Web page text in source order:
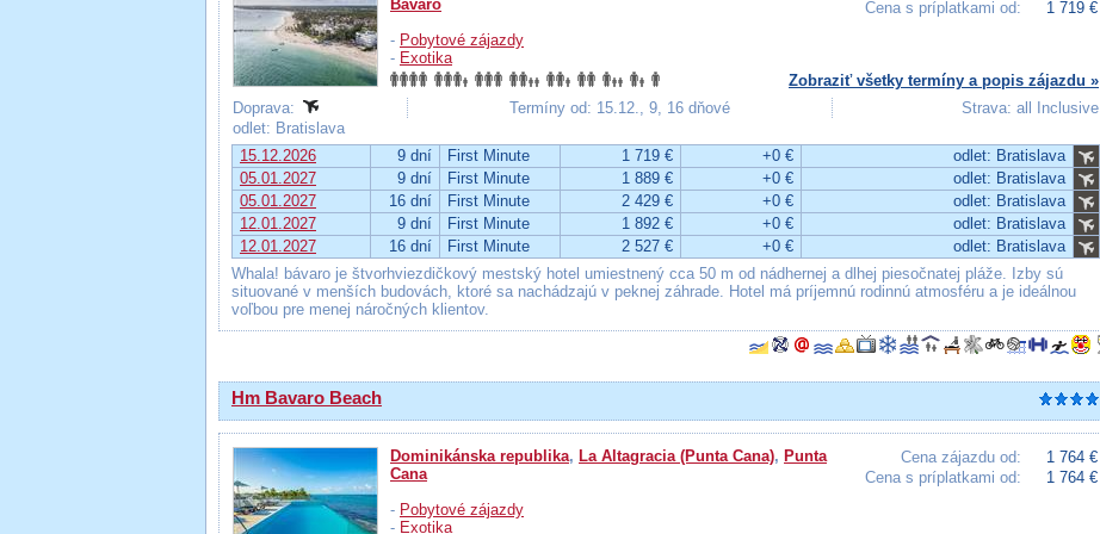
Cena s príplatkami od: 1 719 €
Bávaro
- Pobytové zájazdy
- Exotika
Zobraziť všetky termíny a popis zájazdu »
Doprava:
Termíny od: 15.12., 9, 16 dňové
Strava: all Inclusive
odlet: Bratislava
15.12.2026
9 dní First Minute 1 719 € +0 €
odlet: Bratislava
05.01.2027
9 dní First Minute 1 889 € +0 €
odlet: Bratislava
05.01.2027
16 dní First Minute 2 429 € +0 €
odlet: Bratislava
12.01.2027
9 dní First Minute 1 892 € +0 €
odlet: Bratislava
12.01.2027
16 dní First Minute 2 527 € +0 €
odlet: Bratislava
Whala! bávaro je štvorhviezdičkový mestský hotel umiestnený cca 50 m od nádhernej a dlhej piesočnatej pláže. Izby sú
situované v menších budovách, ktoré sa nachádzajú v peknej záhrade. Hotel má príjemnú rodinnú atmosféru a je ideálnou
voľbou pre menej náročných klientov.
Hm Bavaro Beach
Cena zájazdu od:
1 764 €
Cena s príplatkami od:
1 764 €
Dominikánska republika, La Altagracia (Punta Cana), Punta
Cana
- Pobytové zájazdy
- Exotika